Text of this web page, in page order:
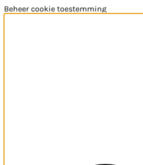
Beheer cookie toestemming